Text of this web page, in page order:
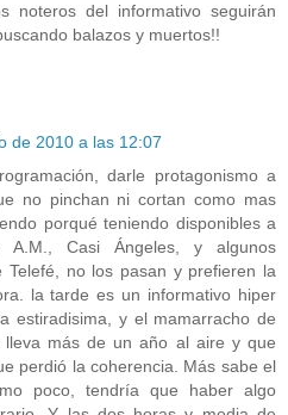
noteros del informativo seguirán
balazos y muertos!!
de 2010 a las 12:07
darle protagonismo a
no pinchan ni cortan como mas
porqué teniendo disponibles a
A.M., Casi Ángeles, y algunos
Telefé, no los pasan y prefieren la
la tarde es un informativo hiper
estiradisima, y el mamarracho de
lleva más de un año al aire y que
perdió la coherencia. Más sabe el
poco, tendría que haber algo